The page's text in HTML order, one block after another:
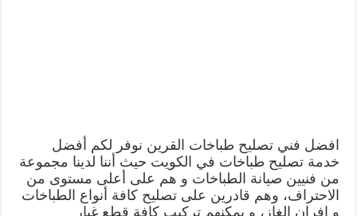
افضل فني تصليح طباخات القرين نوفر لكم أفضل
خدمة تصليح طباخات في الكويت حيث أننا لدينا مجموعة
من فنيين صيانة الطباخات و هم على أعلى مستوى من
الاحتراف، وهم قادرين على تصليح كافة أنواع الطباخات
و افران الغاز، و يمكنهم تركيب كافة قطع غيار